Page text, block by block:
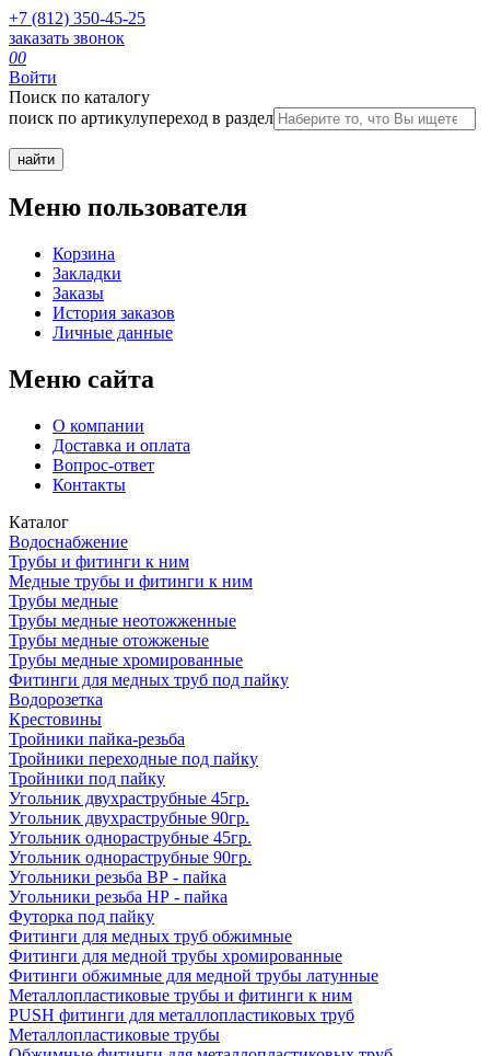
+7 (812) 350-45-25
заказать звонок
00
Войти
Поиск по каталогу
поиск по артикулупереход в раздел
Меню пользователя
Корзина
Закладки
Заказы
История заказов
Личные данные
Меню сайта
О компании
Доставка и оплата
Вопрос-ответ
Контакты
Каталог
Водоснабжение
Трубы и фитинги к ним
Медные трубы и фитинги к ним
Трубы медные
Трубы медные неотожженные
Трубы медные отожженые
Трубы медные хромированные
Фитинги для медных труб под пайку
Водорозетка
Крестовины
Тройники пайка-резьба
Тройники переходные под пайку
Тройники под пайку
Угольник двухраструбные 45гр.
Угольник двухраструбные 90гр.
Угольник однораструбные 45гр.
Угольник однораструбные 90гр.
Угольники резьба ВР - пайка
Угольники резьба НР - пайка
Футорка под пайку
Фитинги для медных труб обжимные
Фитинги для медной трубы хромированные
Фитинги обжимные для медной трубы латунные
Металлопластиковые трубы и фитинги к ним
PUSH фитинги для металлопластиковых труб
Металлопластиковые трубы